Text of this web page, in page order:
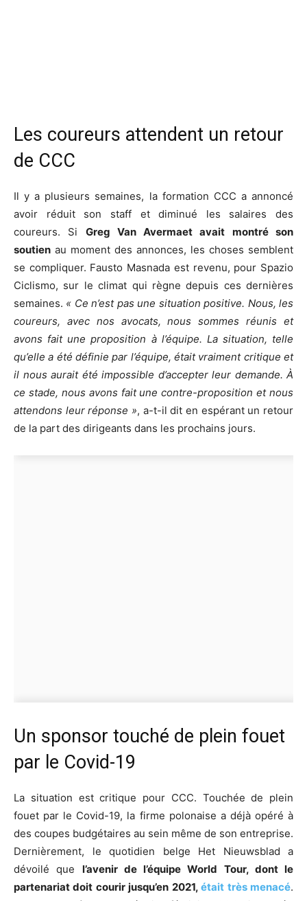
Les coureurs attendent un retour
de CCC
Il y a plusieurs semaines, la formation CCC a annoncé
avoir réduit son staff et diminué les salaires des
coureurs. Si Greg Van Avermaet avait montré son
soutien au moment des annonces, les choses semblent
se compliquer. Fausto Masnada est revenu, pour Spazio
Ciclismo, sur le climat qui règne depuis ces dernières
semaines. « Ce n’est pas une situation positive. Nous, les
coureurs, avec nos avocats, nous sommes réunis et
avons fait une proposition à l’équipe. La situation, telle
qu’elle a été définie par l’équipe, était vraiment critique et
il nous aurait été impossible d’accepter leur demande. À
ce stade, nous avons fait une contre-proposition et nous
attendons leur réponse », a-t-il dit en espérant un retour
de la part des dirigeants dans les prochains jours.
Un sponsor touché de plein fouet
par le Covid-19
La situation est critique pour CCC. Touchée de plein
fouet par le Covid-19, la firme polonaise a déjà opéré à
des coupes budgétaires au sein même de son entreprise.
Dernièrement, le quotidien belge Het Nieuwsblad a
dévoilé que l’avenir de l’équipe World Tour, dont le
partenariat doit courir jusqu’en 2021,était très menacé.